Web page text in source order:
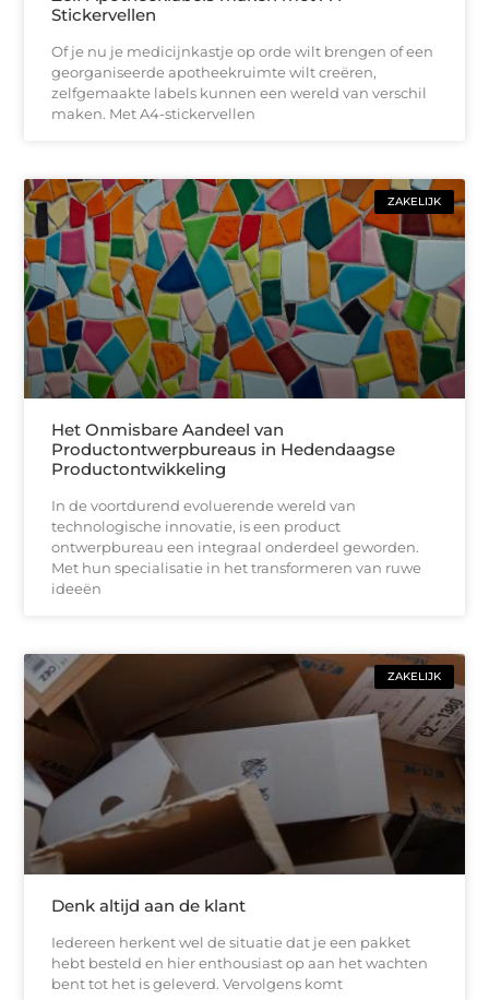
Stickervellen
Of je nu je medicijnkastje op orde wilt brengen of een
georganiseerde apotheekruimte wilt creëren,
zelfgemaakte labels kunnen een wereld van verschil
maken. Met A4-stickervellen
ZAKELIJK
Het Onmisbare Aandeel van
Productontwerpbureaus in Hedendaagse
Productontwikkeling
In de voortdurend evoluerende wereld van
technologische innovatie, is een product
ontwerpbureau een integraal onderdeel geworden.
Met hun specialisatie in het transformeren van ruwe
ideeën
ZAKELIJK
Denk altijd aan de klant
Iedereen herkent wel de situatie dat je een pakket
hebt besteld en hier enthousiast op aan het wachten
bent tot het is geleverd. Vervolgens komt